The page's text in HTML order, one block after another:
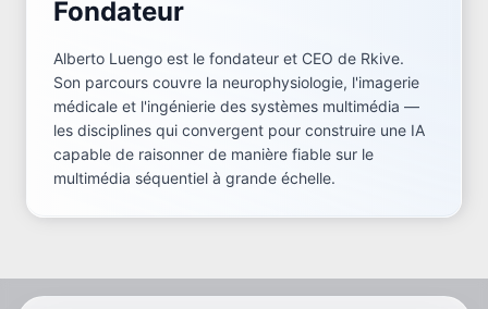
Fondateur
Alberto Luengo est le fondateur et CEO de Rkive.
Son parcours couvre la neurophysiologie, l'imagerie
médicale et l'ingénierie des systèmes multimédia —
les disciplines qui convergent pour construire une IA
capable de raisonner de manière fiable sur le
multimédia séquentiel à grande échelle.